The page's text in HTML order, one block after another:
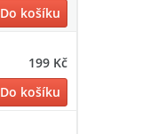
Do košíku
199 Kč
Do košíku